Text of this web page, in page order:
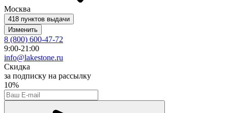
Москва
418 пунктов выдачи
Изменить
8 (800) 600-47-72
9:00-21:00
info@lakestone.ru
Скидка
за подписку на рассылку
10%